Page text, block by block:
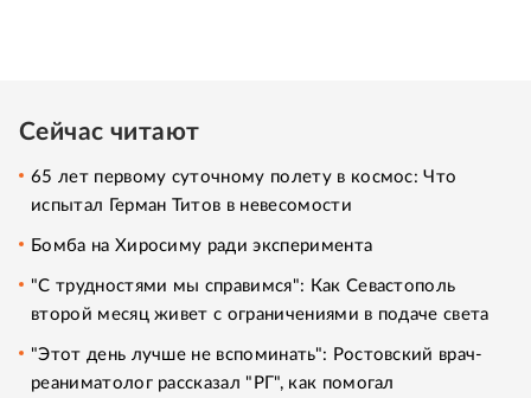
Сейчас читают
65 лет первому суточному полету в космос: Что
испытал Герман Титов в невесомости
Бомба на Хиросиму ради эксперимента
"С трудностями мы справимся": Как Севастополь
второй месяц живет с ограничениями в подаче света
"Этот день лучше не вспоминать": Ростовский врач-
реаниматолог рассказал "РГ", как помогал